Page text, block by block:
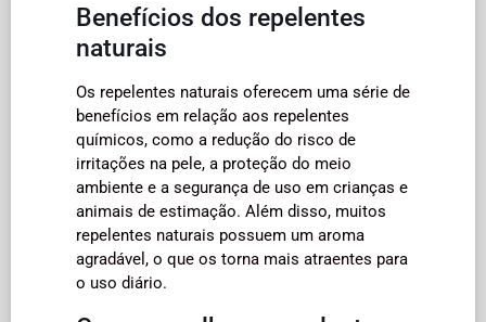
Benefícios dos repelentes
naturais
Os repelentes naturais oferecem uma série de
benefícios em relação aos repelentes
químicos, como a redução do risco de
irritações na pele, a proteção do meio
ambiente e a segurança de uso em crianças e
animais de estimação. Além disso, muitos
repelentes naturais possuem um aroma
agradável, o que os torna mais atraentes para
o uso diário.